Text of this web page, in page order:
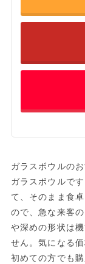
ガラスボウルの
ガラスボウルで
て、そのまま食
ので、急な来客
や深めの形状は
せん。気になる
初めての方でも